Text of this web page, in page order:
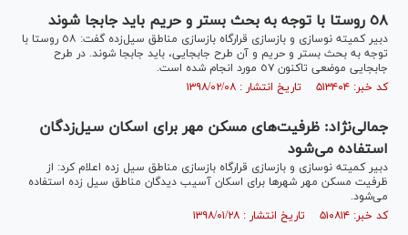
٥٨ روستا با توجه به بحث بستر و حریم باید جابجا شوند
دبیر کمیته نوسازی و بازسازی قرارگاه بازسازی مناطق سیل‌زده گفت: ٥٨ روستا با
توجه به بحث بستر و حریم و آن طرح جابجایی، باید جابجا شوند. در طرح
جابجایی موضعی تاکنون ٥٧ مورد انجام شده است.
کد خبر: ۵۱۳۴۰۴ تاریخ انتشار : ۱۳۹۸/۰۲/۰۸
جمالی‌نژاد: ظرفیت‌های مسکن مهر برای اسکان سیل‌زدگان
استفاده می‌شود
دبیر کمیته نوسازی و بازسازی قرارگاه بازسازی مناطق سیل زده اعلام کرد: از
ظرفیت مسکن مهر شهر‌ها برای اسکان آسیب دیدگان مناطق سیل زده استفاده
می‌شود.
کد خبر: ۵۱۰۸۱۴ تاریخ انتشار : ۱۳۹۸/۰۱/۲۸